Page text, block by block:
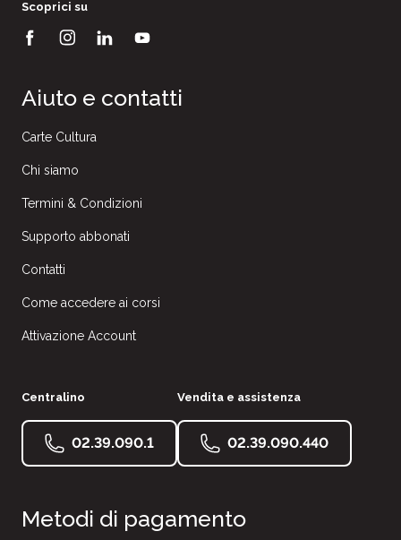
Scoprici su
Aiuto e contatti
Carte Cultura
Chi siamo
Termini & Condizioni
Supporto abbonati
Contatti
Come accedere ai corsi
Attivazione Account
Centralino
02.39.090.1
Vendita e assistenza
02.39.090.440
Metodi di pagamento